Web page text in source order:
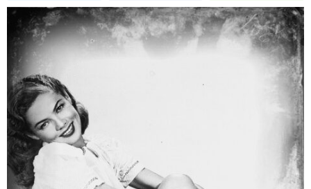
三分で学ぶマフィア暗黒史 名言・悩み相談
映画・ドラマ紹介 映画雑学
時事ニュース
ABOUT US
当店の紹介